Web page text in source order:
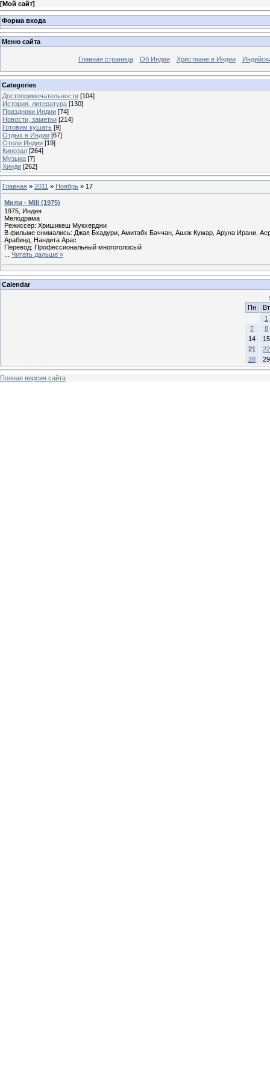
[Мой сайт]
Форма входа
Меню сайта
Главная страница Об Индии Христиане в Индии
Categories
Достопримечательности [104]
История, литература [130]
Праздники Индии [74]
Новости, заметки [214]
Готовим кушать [9]
Отдых в Индии [67]
Отели Индии [19]
Кинозал [264]
Музыка [7]
Хинди [262]
Главная » 2011 » Ноябрь » 17
Мили - Mili (1975)
1975, Индия
Мелодрама
Режиссер: Хришикеш Мукхерджи
В фильме снимались: Джая Бхадури, Амитабх Баччан, Ашок Кумар, Аруна Ирани,
Арабинд, Нандита Арас
Перевод: Профессиональный многоголосый
Читать дальше »
Calendar
Пн
Вт
1
7
8
14
15
21
22
28
29
Полная версия сайта